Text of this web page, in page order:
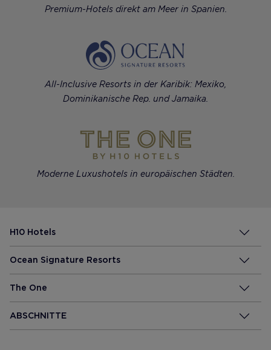
Premium-Hotels direkt am Meer in Spanien.
All-Inclusive Resorts in der Karibik: Mexiko,
Dominikanische Rep. und Jamaika.
Moderne Luxushotels in europäischen Städten.
H10 Hotels
Ocean Signature Resorts
The One
ABSCHNITTE